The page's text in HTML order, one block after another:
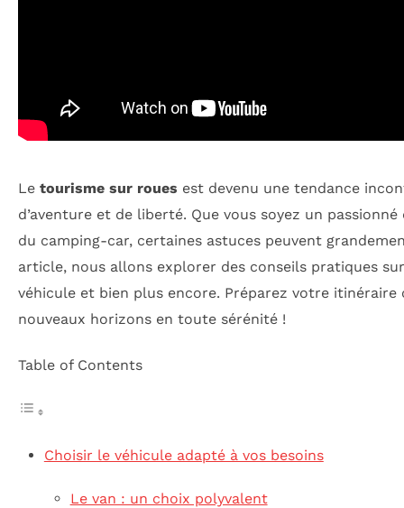
Le tourisme sur roues est devenu une tendance
d’aventure et de liberté. Que vous soyez un
du camping-car, certaines astuces peuvent
article, nous allons explorer des conseils pratiques
véhicule et bien plus encore. Préparez votre
nouveaux horizons en toute sérénité !
Table of Contents
Choisir le véhicule adapté à vos besoins
Le van : un choix polyvalent